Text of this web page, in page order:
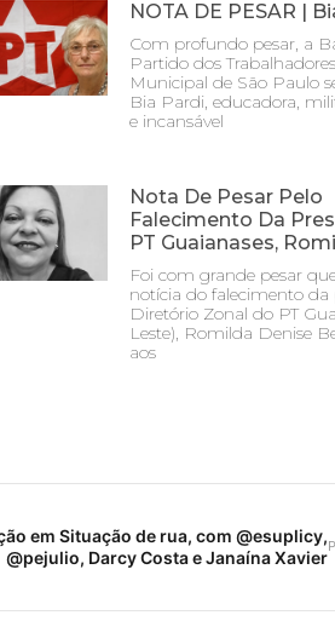
NOTA DE PESAR |
Com profundo pesar, a
Partido dos
Municipal de São Paulo
Bia Pardi, educadora,
e incansável
Nota De Pesar Pelo
Falecimento Da
PT Guaianases,
Foi com grande pesar
notícia do falecimento da
Diretório Zonal do PT
Leste), Romilda Denise
aos
em Situação de rua, com @esuplicy,
@pejulio, Darcy Costa e Janaína Xavier